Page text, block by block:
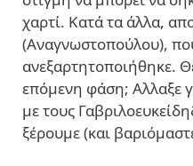
χαρτί. Κατά τα άλλα,
(Αναγνωστοπούλου),
ανεξαρτητοποιήθηκε.
επόμενη φάση; Αλλαξε
με τους
ξέρουμε (και